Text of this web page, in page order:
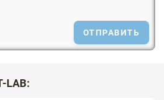
ОТПРАВИТЬ
LAB: